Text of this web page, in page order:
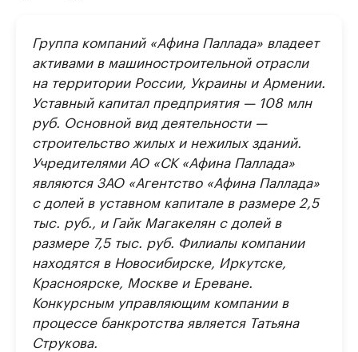
Группа компаний «Афина Паллада» владеет
активами в машиностроительной отрасли
на территории России, Украины и Армении.
Уставный капитал предприятия — 108 млн
руб. Основной вид деятельности —
строительство жилых и нежилых зданий.
Учредителями АО «СК «Афина Паллада»
являются ЗАО «Агентство «Афина Паллада»
с долей в уставном капитале в размере 2,5
тыс. руб., и Гайк Магакелян с долей в
размере 7,5 тыс. руб. Филиалы компании
находятся в Новосибирске, Иркутске,
Красноярске, Москве и Ереване.
Конкурсным управляющим компании в
процессе банкротства является Татьяна
Струкова.